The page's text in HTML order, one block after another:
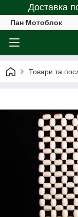
Доставка
Пан Мотоблок
Товари та